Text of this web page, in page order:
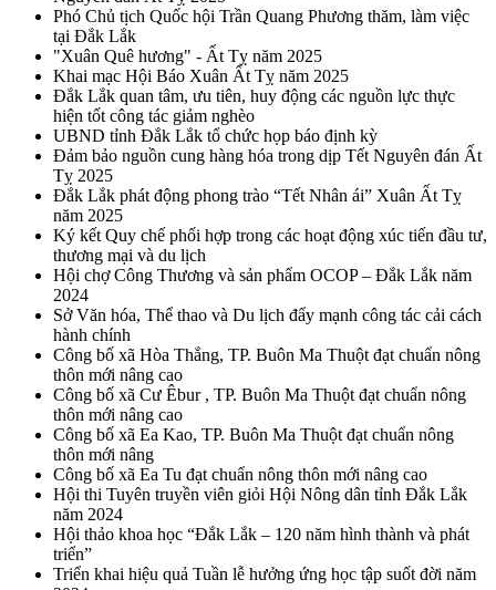
Phó Chủ tịch Quốc hội Trần Quang Phương thăm, làm việc
tại Đắk Lắk
"Xuân Quê hương" - Ất Tỵ năm 2025
Khai mạc Hội Báo Xuân Ất Tỵ năm 2025
Đắk Lắk quan tâm, ưu tiên, huy động các nguồn lực thực
hiện tốt công tác giảm nghèo
UBND tỉnh Đắk Lắk tổ chức họp báo định kỳ
Đảm bảo nguồn cung hàng hóa trong dịp Tết Nguyên đán Ất
Tỵ 2025
Đắk Lắk phát động phong trào “Tết Nhân ái” Xuân Ất Tỵ
năm 2025
Ký kết Quy chế phối hợp trong các hoạt động xúc tiến đầu tư,
thương mại và du lịch
Hội chợ Công Thương và sản phẩm OCOP – Đắk Lắk năm
2024
Sở Văn hóa, Thể thao và Du lịch đẩy mạnh công tác cải cách
hành chính
Công bố xã Hòa Thắng, TP. Buôn Ma Thuột đạt chuẩn nông
thôn mới nâng cao
Công bố xã Cư Êbur , TP. Buôn Ma Thuột đạt chuẩn nông
thôn mới nâng cao
Công bố xã Ea Kao, TP. Buôn Ma Thuột đạt chuẩn nông
thôn mới nâng
Công bố xã Ea Tu đạt chuẩn nông thôn mới nâng cao
Hội thi Tuyên truyền viên giỏi Hội Nông dân tỉnh Đắk Lắk
năm 2024
Hội thảo khoa học “Đắk Lắk – 120 năm hình thành và phát
triển”
Triển khai hiệu quả Tuần lễ hưởng ứng học tập suốt đời năm